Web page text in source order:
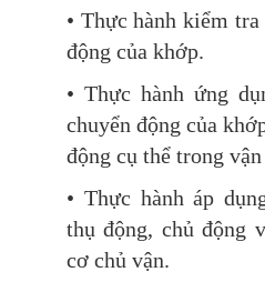
• Thực hành kiểm
động của khớp.
• Thực hành ứng
chuyển động của
động cụ thể trong
• Thực hành áp
thụ động, chủ động
cơ chủ vận.